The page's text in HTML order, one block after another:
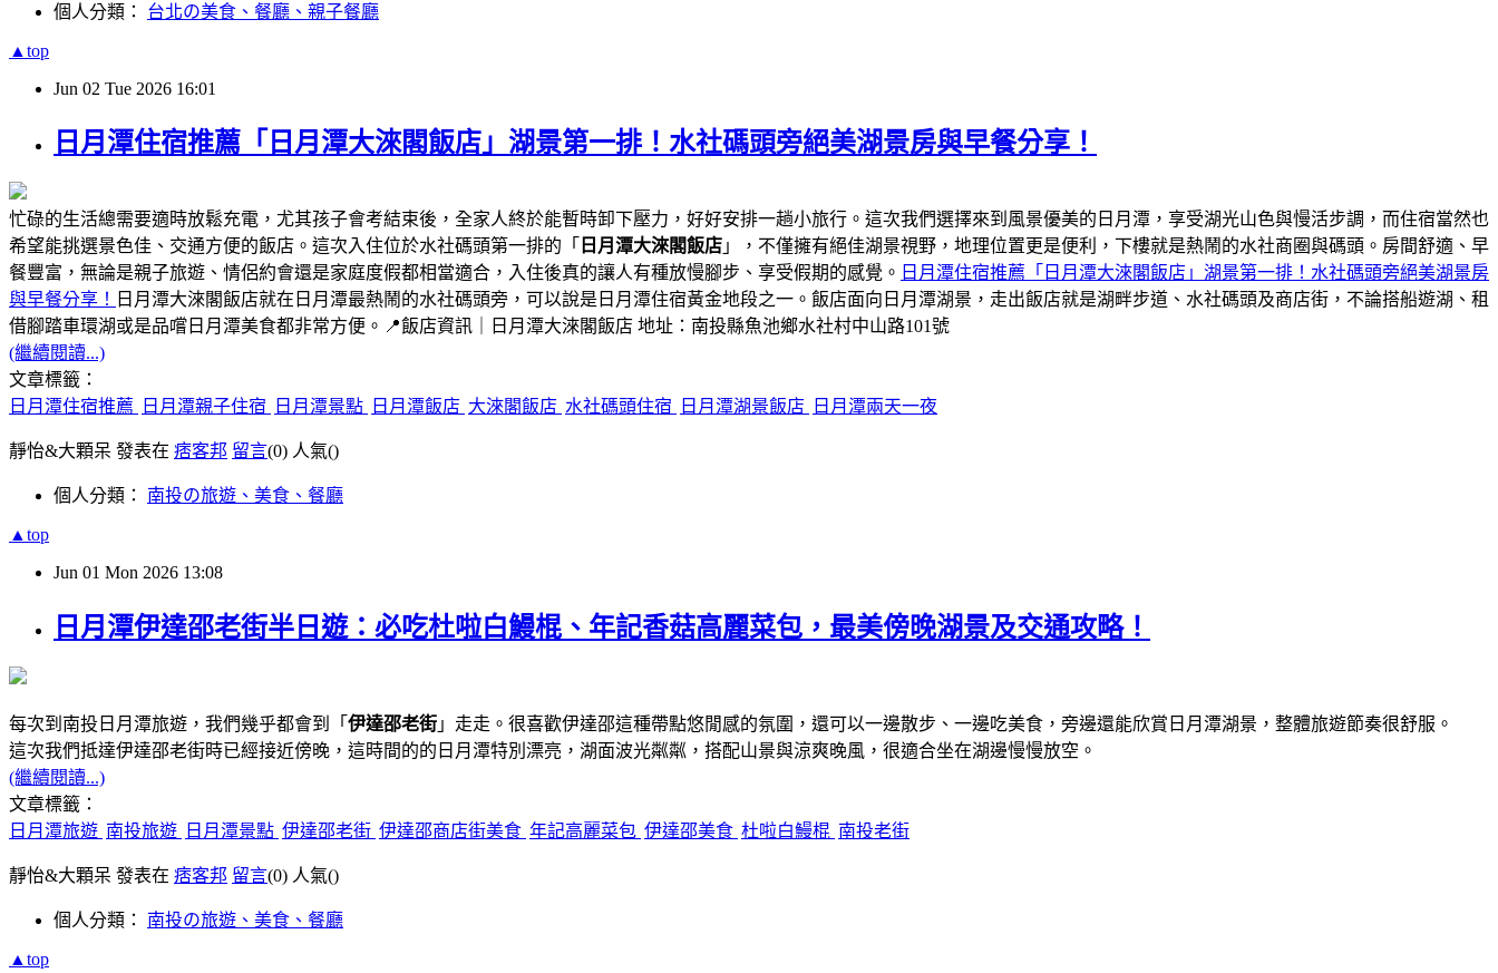
個人分類： 台北の美食、餐廳、親子餐廳
▲top
Jun 02 Tue 2026 16:01
日月潭住宿推薦「日月潭大淶閣飯店」湖景第一排！水社碼頭旁絕美湖景房與早餐分享！
忙碌的生活總需要適時放鬆充電，尤其孩子會考結束後，全家人終於能暫時卸下壓力，好好安排一趟小旅行。這次我們選擇來到風景優美的日月潭，享受湖光山色與慢活步調，而住宿當然也
希望能挑選景色佳、交通方便的飯店。這次入住位於水社碼頭第一排的「 日月潭大淶閣飯店 」，不僅擁有絕佳湖景視野，地理位置更是便利，下樓就是熱鬧的水社商圈與碼頭。房間舒適、早
餐豐富，無論是親子旅遊、情侶約會還是家庭度假都相當適合，入住後真的讓人有種放慢腳步、享受假期的感覺。 日月潭住宿推薦「日月潭大淶閣飯店」湖景第一排！水社碼頭旁絕美湖景房
與早餐分享！
日月潭大淶閣飯店就在日月潭最熱鬧的水社碼頭旁，可以說是日月潭住宿黃金地段之一。飯店面向日月潭湖景，走出飯店就是湖畔步道、水社碼頭及商店街，不論搭船遊湖、租
借腳踏車環湖或是品嚐日月潭美食都非常方便。📍飯店資訊｜日月潭大淶閣飯店 地址：南投縣魚池鄉水社村中山路101號
(繼續閱讀...)
文章標籤：
日月潭住宿推薦
日月潭親子住宿 日月潭景點 日月潭飯店 大淶閣飯店 水社碼頭住宿 日月潭湖景飯店 日月潭兩天一夜
靜怡&大顆呆 發表在 痞客邦 留言(0) 人氣()
個人分類： 南投の旅遊、美食、餐廳
▲top
Jun 01 Mon 2026 13:08
日月潭伊達邵老街半日遊：必吃杜啦白鰻棍、年記香菇高麗菜包，最美傍晚湖景及交通攻略！
每次到南投日月潭旅遊，我們幾乎都會到「 伊達邵老街 」走走。很喜歡伊達邵這種帶點悠閒感的氛圍，還可以一邊散步、一邊吃美食，旁邊還能欣賞日月潭湖景，整體旅遊節奏很舒服。
這次我們抵達伊達邵老街時已經接近傍晚，這時間的的日月潭特別漂亮，湖面波光粼粼，搭配山景與涼爽晚風，很適合坐在湖邊慢慢放空。
(繼續閱讀...)
文章標籤：
日月潭旅遊 南投旅遊 日月潭景點 伊達邵老街 伊達邵商店街美食 年記高麗菜包 伊達邵美食 杜啦白鰻棍 南投老街
靜怡&大顆呆 發表在 痞客邦 留言(0) 人氣()
個人分類： 南投の旅遊、美食、餐廳
▲top